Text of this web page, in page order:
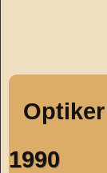
1990